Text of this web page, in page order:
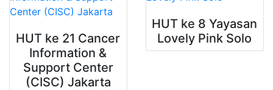
HUT ke 21 Cancer
Information &
Support Center
(CISC) Jakarta
HUT ke 8 Yayasan
Lovely Pink Solo